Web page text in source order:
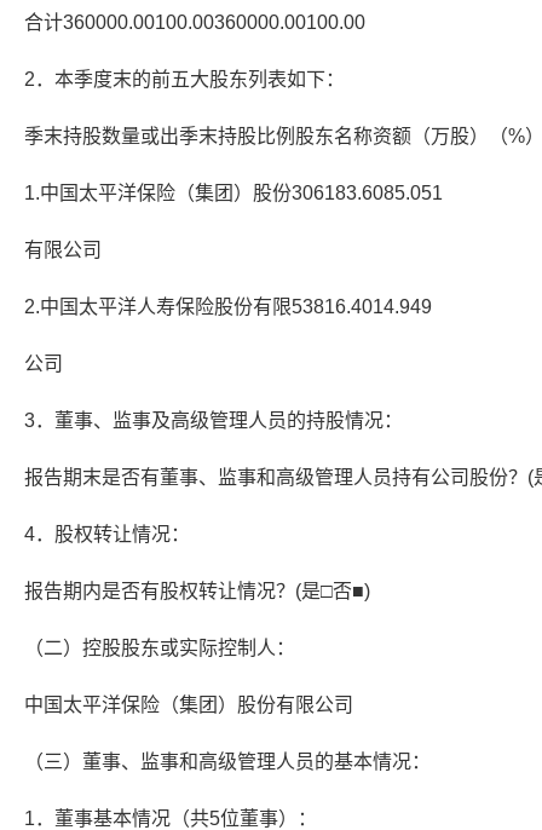
合计360000.00100.00360000.00100.00
2．本季度末的前五大股东列表如下：
季末持股数量或出季末持股比例股东名称资额（万股）（%
1.中国太平洋保险（集团）股份306183.6085.051
有限公司
2.中国太平洋人寿保险股份有限53816.4014.949
公司
3．董事、监事及高级管理人员的持股情况：
报告期末是否有董事、监事和高级管理人员持有公司股份？(
4．股权转让情况：
报告期内是否有股权转让情况？(是□否■)
（二）控股股东或实际控制人：
中国太平洋保险（集团）股份有限公司
（三）董事、监事和高级管理人员的基本情况：
1．董事基本情况（共5位董事）：